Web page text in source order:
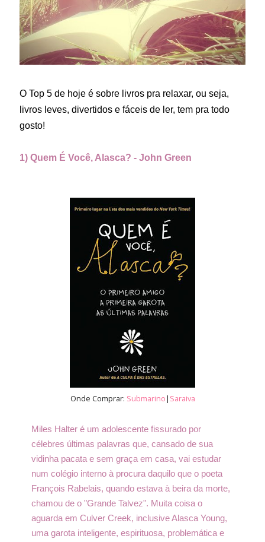
O Top 5 de hoje é sobre livros pra relaxar, ou seja,
livros leves, divertidos e fáceis de ler, tem pra todo
gosto!
1) Quem É Você, Alasca? - John Green
Onde Comprar: Submarino| Saraiva
Miles Halter é um adolescente fissurado por
célebres últimas palavras que, cansado de sua
vidinha pacata e sem graça em casa, vai estudar
num colégio interno à procura daquilo que o poeta
François Rabelais, quando estava à beira da morte,
chamou de o "Grande Talvez". Muita coisa o
aguarda em Culver Creek, inclusive Alasca Young,
uma garota inteligente, espirituosa, problemática e